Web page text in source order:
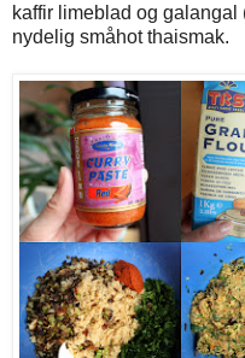
kaffir limeblad og
nydelig småhot thaismak.